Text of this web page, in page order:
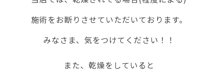
施術をお断りさせていただいております。
みなさま、気をつけてください！！
また、乾燥をしていると